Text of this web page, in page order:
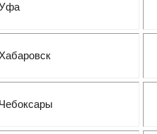
Хабаровск
Чебоксары